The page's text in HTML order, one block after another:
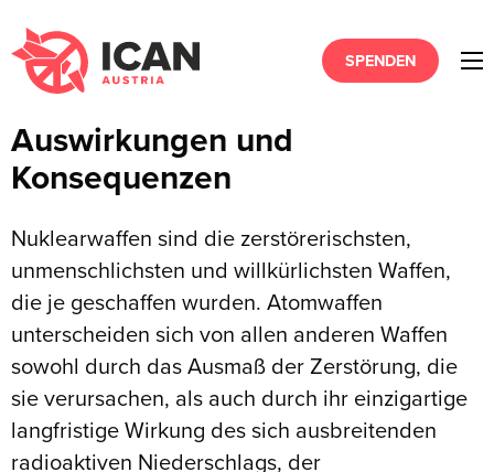
SPENDEN
Auswirkungen und
Konsequenzen
Nuklearwaffen sind die zerstörerischsten,
unmenschlichsten und willkürlichsten Waffen,
die je geschaffen wurden. Atomwaffen
unterscheiden sich von allen anderen Waffen
sowohl durch das Ausmaß der Zerstörung, die
sie verursachen, als auch durch ihr einzigartige
langfristige Wirkung des sich ausbreitenden
radioaktiven Niederschlags, der